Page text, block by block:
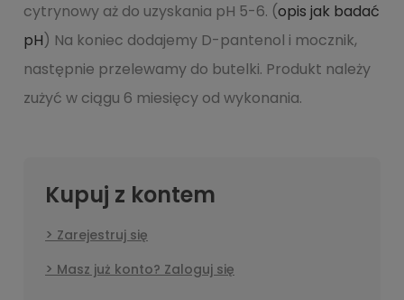
cytrynowy aż do uzyskania pH 5-6. (opis jak badać
pH) Na koniec dodajemy D-pantenol i mocznik,
następnie przelewamy do butelki. Produkt należy
zużyć w ciągu 6 miesięcy od wykonania.
Kupuj z kontem
Zarejestruj się
Masz już konto? Zaloguj się